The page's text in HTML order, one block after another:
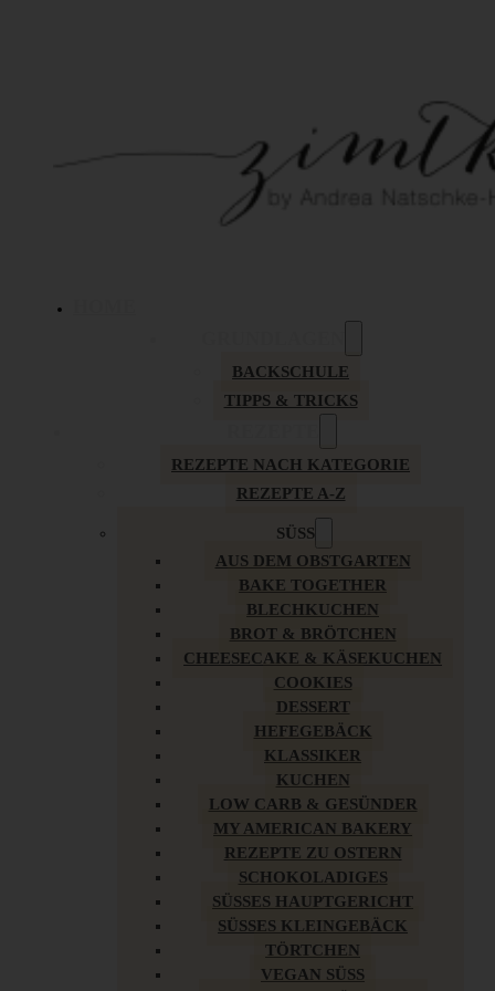
BACKSCHULE
TIPPS & TRICKS
REZEPTE NACH KATEGORIE
REZEPTE A-Z
SÜSS
AUS DEM OBSTGARTEN
BAKE TOGETHER
BLECHKUCHEN
BROT & BRÖTCHEN
CHEESECAKE & KÄSEKUCHEN
COOKIES
DESSERT
HEFEGEBÄCK
KLASSIKER
KUCHEN
LOW CARB & GESÜNDER
MY AMERICAN BAKERY
REZEPTE ZU OSTERN
SCHOKOLADIGES
SÜSSES HAUPTGERICHT
SÜSSES KLEINGEBÄCK
TÖRTCHEN
VEGAN SÜSS